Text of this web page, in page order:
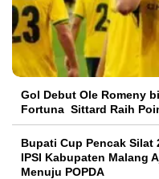
Gol Debut Ole Romeny
Fortuna Sittard Raih
Bupati Cup Pencak Silat
IPSI Kabupaten Malang
Menuju POPDA